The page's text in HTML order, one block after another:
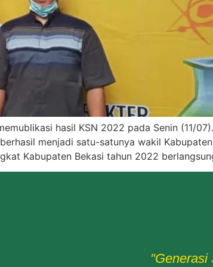
hasil KSN 2022 pada Senin (11/
menjadi satu-satunya wakil
Kabupaten Bekasi tahun 2022
"Generasi